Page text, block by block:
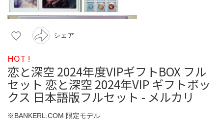
シェア
HOT !
恋と深空 2024年度VIPギフトBOX フル
セット 恋と深空 2024年VIP ギフトボッ
クス 日本語版フルセット - メルカリ
※BANKERL.COM 限定モデル